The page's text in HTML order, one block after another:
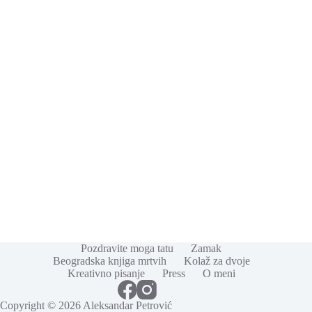
Pozdravite moga tatu
Zamak
Beogradska knjiga mrtvih
Kolaž za dvoje
Kreativno pisanje
Press O meni
Copyright © 2026 Aleksandar Petrović